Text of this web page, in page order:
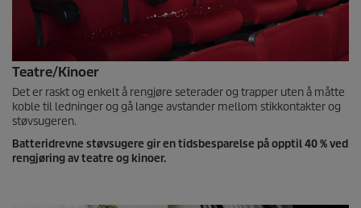
Teatre/Kinoer
Det er raskt og enkelt å rengjøre seterader og trapper uten å måtte
koble til ledninger og gå lange avstander mellom stikkontakter og
støvsugeren.
Batteridrevne støvsugere gir en tidsbesparelse på opptil 40 % ved
rengjøring av teatre og kinoer.